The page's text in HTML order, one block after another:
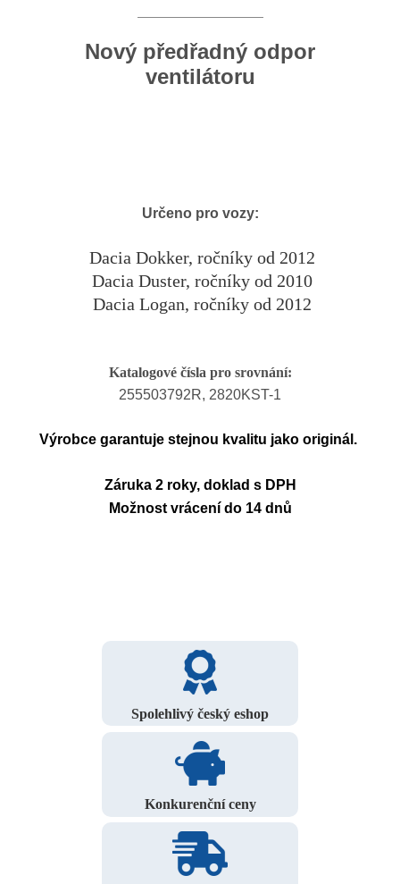
Nový předřadný odpor
ventilátoru
Určeno pro vozy:
Dacia Dokker, ročníky od 2012
Dacia Duster, ročníky od 2010
Dacia Logan, ročníky od 2012
Katalogové čísla pro srovnání:
255503792R, 2820KST-1
Výrobce garantuje stejnou kvalitu jako originál.
Záruka 2 roky, doklad s DPH
Možnost vrácení do 14 dnů
Spolehlivý český eshop
Konkurenční ceny